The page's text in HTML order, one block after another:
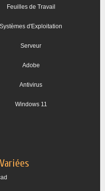
Feuilles de Travail
Systèmes d'Exploitation
Serveur
Adobe
Antivirus
Windows 11